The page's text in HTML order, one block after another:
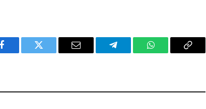
Facebook Twitter Email Telegram WhatsAppCopy